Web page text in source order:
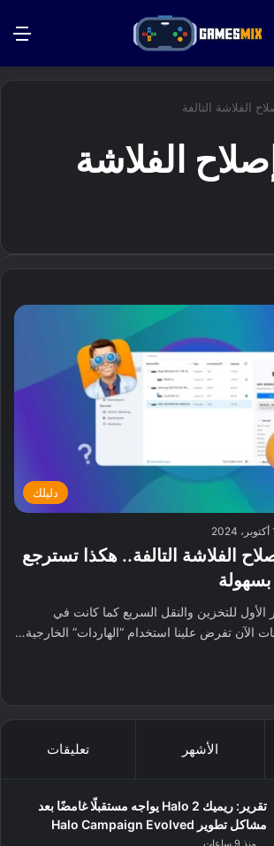
الفلاشة التالفة
الفلاشة
دليلك
2024
الفلاشة التالفة.. هكذا تسترجع
الأول للتخزين والنقل السريع كما كانت في
الآن تفرض علينا استخدام “الهاردات” الخارجية…
الأشهر تعليقات
تقرير: ريميك Halo 2 يواجه مستقبلًا غامضًا بعد
مشاكل تطوير Halo Campaign Evolved
منذ 9 ساعات